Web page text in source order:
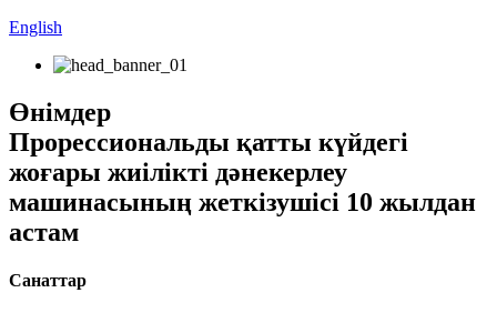
English
Өнімдер
Прорессиональды қатты күйдегі
жоғары жиілікті дәнекерлеу
машинасының жеткізушісі 10 жылдан
астам
Санаттар